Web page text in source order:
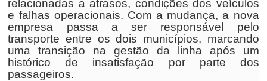
relacionadas a atrasos, condições dos veículos
e falhas operacionais. Com a mudança, a nova
empresa passa a ser responsável pelo
transporte entre os dois municípios, marcando
uma transição na gestão da linha após um
histórico de insatisfação por parte dos
passageiros.